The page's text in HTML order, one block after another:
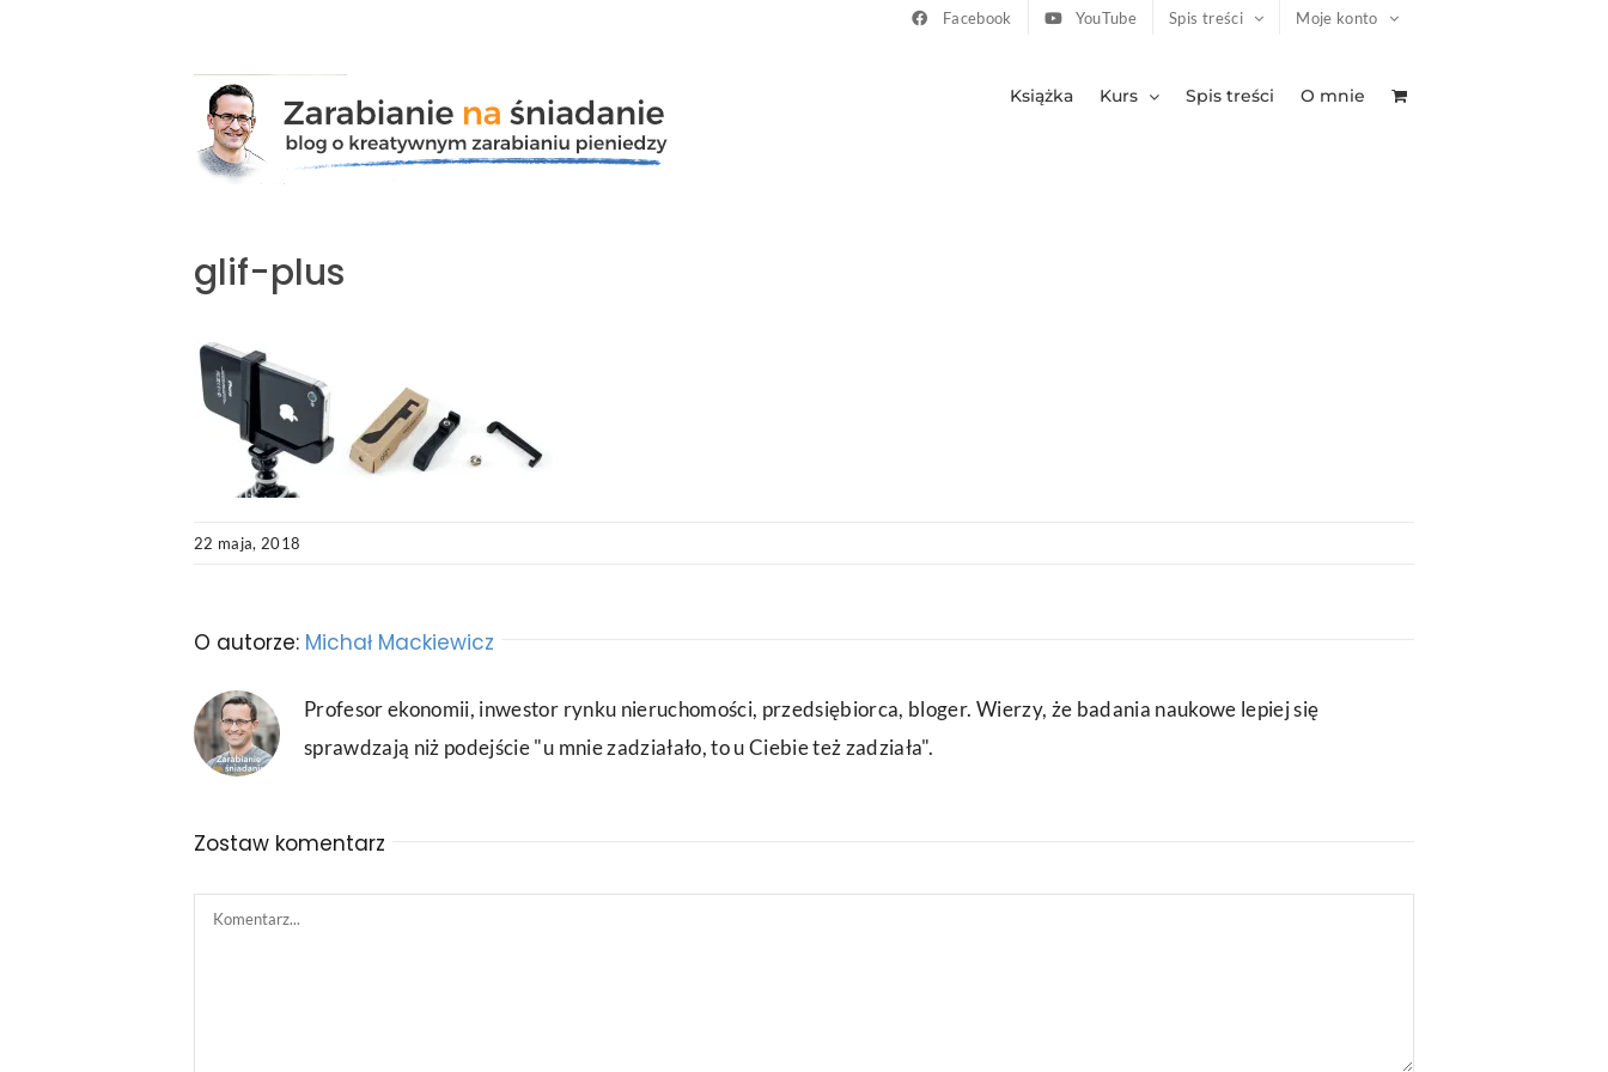
Facebook YouTube Spis treści Moje konto
Książka Kurs Spis treści O mnie
glif-plus
22 maja, 2018
O autorze: Michał Mackiewicz
Profesor ekonomii, inwestor rynku nieruchomości, przedsiębiorca, bloger. Wierzy, że badania naukowe lepiej się
sprawdzają niż podejście "u mnie zadziałało, to u Ciebie też zadziała".
Zostaw komentarz
Comment